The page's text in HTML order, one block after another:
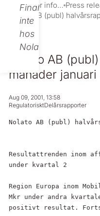
Finance,
inte
hos
Nolato.
Investor information
Nolato AB (publ)
2001
Nolato AB
månader
Aug 09, 2001, 13:58
RegulatorisktDelårsrapporter
Nolato AB (publ)
Resultattrenden inom
under kvartal 2
Region Europa inom
Mkr under andra
positivt resultat.